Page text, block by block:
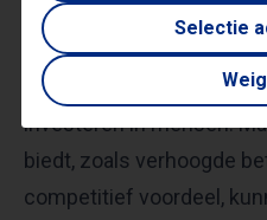
Er zijn natuurlijk
van teambuilding en
een consistente inzet en
investeren in mensen.
biedt, zoals verhoogde
competitief voordeel,
Selectie